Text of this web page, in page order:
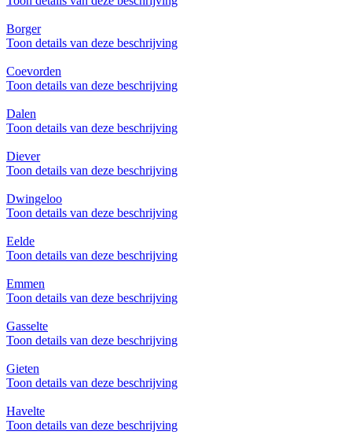
Borger
Toon details van deze beschrijving
Coevorden
Toon details van deze beschrijving
Dalen
Toon details van deze beschrijving
Diever
Toon details van deze beschrijving
Dwingeloo
Toon details van deze beschrijving
Eelde
Toon details van deze beschrijving
Emmen
Toon details van deze beschrijving
Gasselte
Toon details van deze beschrijving
Gieten
Toon details van deze beschrijving
Havelte
Toon details van deze beschrijving